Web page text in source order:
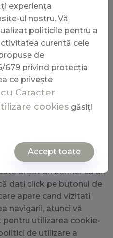
nu vă putem
Site-ul nostru web
alte site-uri web
administrate de
terț, linkuri și
nu își asumă
practicile de
de aceste site-uri
acordul?
dată site-ul nostru, în
afișat un banner cu un
dați click pe butonul de
apare cand vizitati
navigarii, atunci vă
utilizarea cookie-
de utilizare a
experiența
ul nostru. Vă
politicile pentru a
curentă cele
de
679 privind protecția
ce privește
Caracter
cookies găsiți
Accept toate